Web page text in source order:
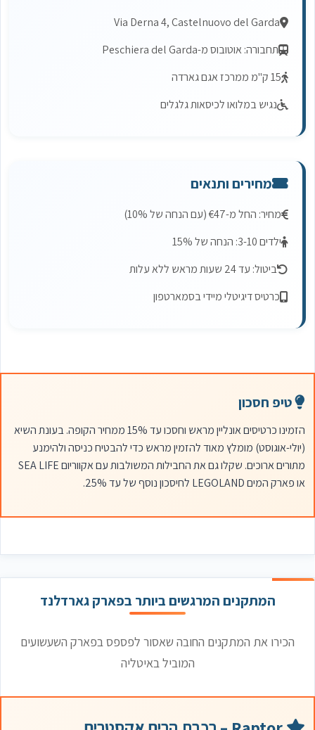
Via Derna 4, Castelnuovo del Garda
תחבורה: אוטובוס מ-Peschiera del Garda
15 ק"מ ממרכז אגם גארדה
נגיש במלואו לכיסאות גלגלים
מחירים ותנאים
מחיר: החל מ-€47 (עם הנחה של 10%)
ילדים 3-10: הנחה של 15%
ביטול: עד 24 שעות מראש ללא עלות
כרטיס דיגיטלי מיידי בסמארטפון
טיפ חסכון
הזמינו כרטיסים אונליין מראש וחסכו עד 15% ממחיר הקופה. בעונת השיא
(יולי-אוגוסט) מומלץ מאוד להזמין מראש כדי להבטיח כניסה ולהימנע
מתורים ארוכים. שקלו גם את החבילות המשולבות עם אקווריום SEA LIFE
או פארק המים LEGOLAND לחיסכון נוסף של עד 25%.
המתקנים המרגשים ביותר בפארק גארדלנד
הכירו את המתקנים החובה שאסור לפספס בפארק השעשועים
המוביל באיטליה